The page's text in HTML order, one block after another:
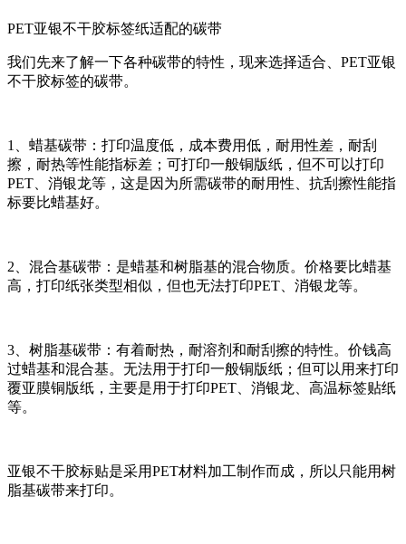
PET亚银不干胶标签纸适配的碳带
我们先来了解一下各种碳带的特性，现来选择适合、PET亚银
不干胶标签的碳带。
1、蜡基碳带：打印温度低，成本费用低，耐用性差，耐刮
擦，耐热等性能指标差；可打印一般铜版纸，但不可以打印
PET、消银龙等，这是因为所需碳带的耐用性、抗刮擦性能指
标要比蜡基好。
2、混合基碳带：是蜡基和树脂基的混合物质。价格要比蜡基
高，打印纸张类型相似，但也无法打印PET、消银龙等。
3、树脂基碳带：有着耐热，耐溶剂和耐刮擦的特性。价钱高
过蜡基和混合基。无法用于打印一般铜版纸；但可以用来打印
覆亚膜铜版纸，主要是用于打印PET、消银龙、高温标签贴纸
等。
亚银不干胶标贴是采用PET材料加工制作而成，所以只能用树
脂基碳带来打印。